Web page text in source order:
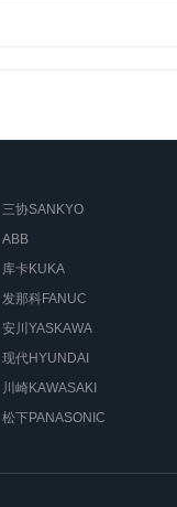
三协SANKYO
ABB
库卡KUKA
发那科FANUC
安川YASKAWA
现代HYUNDAI
川崎KAWASAKI
松下PANASONIC